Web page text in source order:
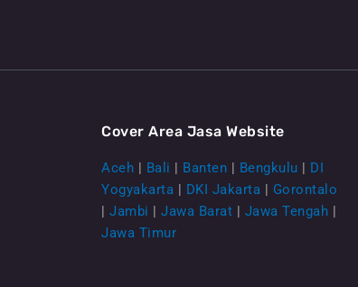
Cover Area Jasa Website
Aceh | Bali | Banten | Bengkulu | DI
Yogyakarta | DKI Jakarta | Gorontalo
| Jambi | Jawa Barat | Jawa Tengah |
Jawa Timur